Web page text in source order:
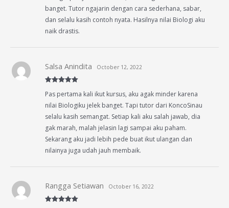
banget. Tutor ngajarin dengan cara sederhana, sabar,
dan selalu kasih contoh nyata. Hasilnya nilai Biologi aku
naik drastis.
of 5
Salsa Anindita October 12, 2022
Pas pertama kali ikut kursus, aku agak minder karena
nilai Biologiku jelek banget. Tapi tutor dari KoncoSinau
selalu kasih semangat. Setiap kali aku salah jawab, dia
gak marah, malah jelasin lagi sampai aku paham.
Sekarang aku jadi lebih pede buat ikut ulangan dan
nilainya juga udah jauh membaik.
Rangga Setiawan October 16, 2022